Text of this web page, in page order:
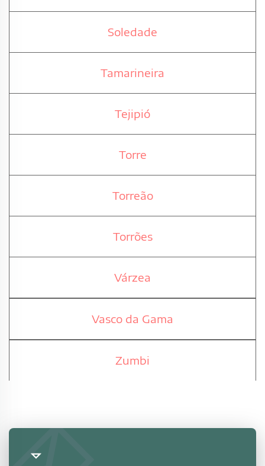
Soledade
Tamarineira
Tejipió
Torre
Torreão
Torrões
Várzea
Vasco da Gama
Zumbi